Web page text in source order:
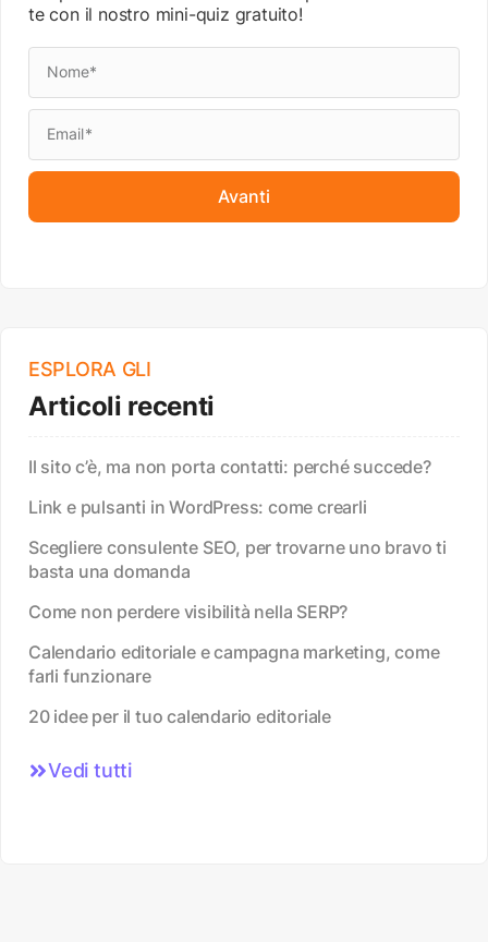
te con il nostro mini-quiz gratuito!
Avanti
ESPLORA GLI
Articoli recenti
Il sito c’è, ma non porta contatti: perché succede?
Link e pulsanti in WordPress: come crearli
Scegliere consulente SEO, per trovarne uno bravo ti
basta una domanda
Come non perdere visibilità nella SERP?
Calendario editoriale e campagna marketing, come
farli funzionare
20 idee per il tuo calendario editoriale
Vedi tutti